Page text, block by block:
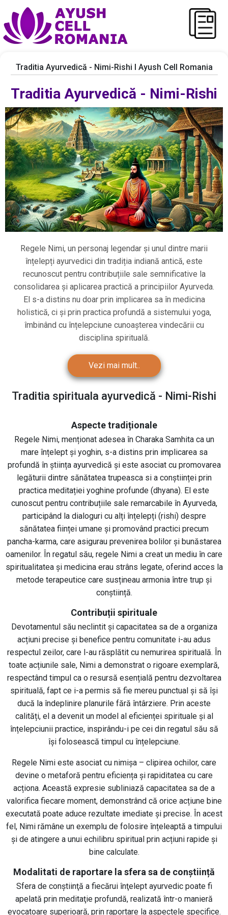
Traditia Ayurvedică - Nimi-Rishi I Ayush Cell Romania
Traditia Ayurvedică - Nimi-Rishi
Regele Nimi, un personaj legendar și unul dintre marii
înțelepți ayurvedici din tradiția indiană antică, este
recunoscut pentru contribuțiile sale semnificative la
consolidarea și aplicarea practică a principiilor Ayurveda.
El s-a distins nu doar prin implicarea sa în medicina
holistică, ci și prin practica profundă a sistemului yoga,
îmbinând cu înțelepciune cunoașterea vindecării cu
disciplina spirituală.
Vezi mai mult..
Traditia spirituala ayurvedică - Nimi-Rishi
Aspecte tradiționale
Regele Nimi, menționat adesea în Charaka Samhita ca un
mare înțelept și yoghin, s-a distins prin implicarea sa
profundă în știința ayurvedică și este asociat cu promovarea
legăturii dintre sănătatea trupeasca si a conștiinței prin
practica meditației yoghine profunde (dhyana). El este
cunoscut pentru contribuțiile sale remarcabile în Ayurveda,
participând la dialoguri cu alți înțelepți (rishi) despre
sănătatea ființei umane și promovând practici precum
pancha-karma, care asigurau prevenirea bolilor și bunăstarea
oamenilor. În regatul său, regele Nimi a creat un mediu în care
spiritualitatea și medicina erau strâns legate, oferind acces la
metode terapeutice care susțineau armonia între trup și
conștiință.
Contribuții spirituale
Devotamentul său neclintit și capacitatea sa de a organiza
acțiuni precise și benefice pentru comunitate i-au adus
respectul zeilor, care l-au răsplătit cu nemurirea spirituală. În
toate acțiunile sale, Nimi a demonstrat o rigoare exemplară,
respectând timpul ca o resursă esențială pentru dezvoltarea
spirituală, fapt ce i-a permis să fie mereu punctual și să își
ducă la îndeplinire planurile fără întârziere. Prin aceste
calități, el a devenit un model al eficienței spirituale și al
înțelepciunii practice, inspirându-i pe cei din regatul său să
își folosească timpul cu înțelepciune.
Regele Nimi este asociat cu nimișa – clipirea ochilor, care
devine o metaforă pentru eficiența și rapiditatea cu care
acționa. Această expresie subliniază capacitatea sa de a
valorifica fiecare moment, demonstrând că orice acțiune bine
executată poate aduce rezultate imediate și precise. În acest
fel, Nimi rămâne un exemplu de folosire înțeleaptă a timpului
și de atingere a unui echilibru spiritual prin acțiuni rapide și
bine calculate.
Modalitati de raportare la sfera sa de conștiință
Sfera de conştiinţă a fiecărui înţelept ayurvedic poate fi
apelată prin meditaţie profundă, realizată într-o manieră
evocatoare superioară, prin raportare la aspectele specifice.